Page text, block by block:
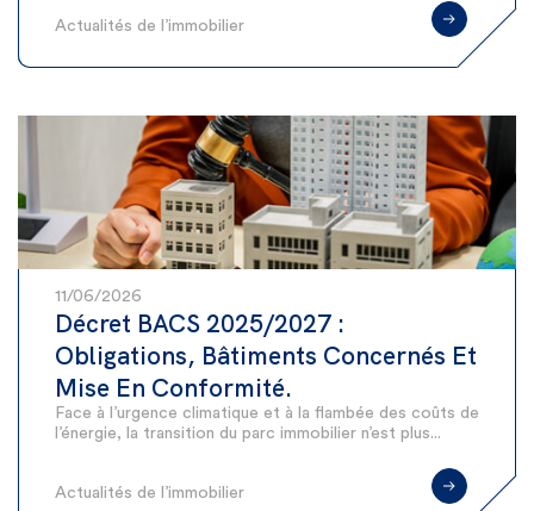
Actualités de l’immobilier
11/06/2026
Décret BACS 2025/2027 :
Obligations, Bâtiments Concernés Et
Mise En Conformité.
Face à l’urgence climatique et à la flambée des coûts de
l’énergie, la transition du parc immobilier n’est plus...
Actualités de l’immobilier